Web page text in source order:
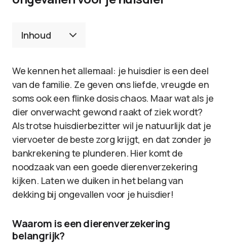
Inhoud
We kennen het allemaal: je huisdier is een deel
van de familie. Ze geven ons liefde, vreugde en
soms ook een flinke dosis chaos. Maar wat als je
dier onverwacht gewond raakt of ziek wordt?
Als trotse huisdierbezitter wil je natuurlijk dat je
viervoeter de beste zorg krijgt, en dat zonder je
bankrekening te plunderen. Hier komt de
noodzaak van een goede dierenverzekering
kijken. Laten we duiken in het belang van
dekking bij ongevallen voor je huisdier!
Waarom is een dierenverzekering
belangrijk?